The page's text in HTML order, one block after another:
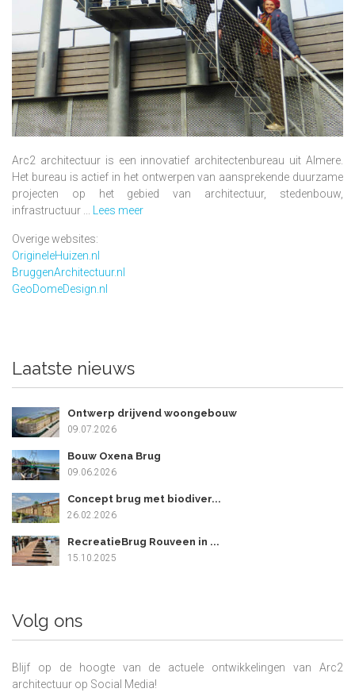
Arc2 architectuur is een innovatief architectenbureau uit Almere.
Het bureau is actief in het ontwerpen van aansprekende duurzame
projecten op het gebied van architectuur, stedenbouw,
infrastructuur ... Lees meer
Overige websites:
OrigineleHuizen.nl
BruggenArchitectuur.nl
GeoDomeDesign.nl
Laatste nieuws
Ontwerp drijvend woongebouw
09.07.2026
Bouw Oxena Brug
09.06.2026
Concept brug met biodiver...
26.02.2026
RecreatieBrug Rouveen in ...
15.10.2025
Volg ons
Blijf op de hoogte van de actuele ontwikkelingen van Arc2
architectuur op Social Media!